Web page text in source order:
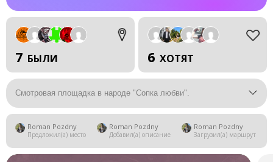
7 БЫЛИ 6 ХОТЯТ
Смотровая площадка в народе "Сопка любви".
Roman Pozdny
Предложил(а) место
Roman Pozdny
Добавил(а) описание
Roman Pozdny
Загрузил(а) маршрут